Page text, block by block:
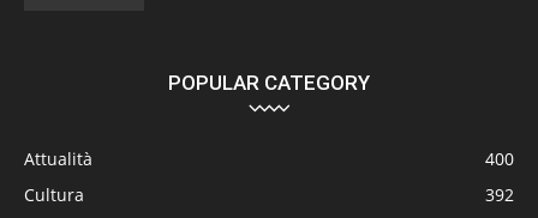
POPULAR CATEGORY
Attualità
400
Cultura
392